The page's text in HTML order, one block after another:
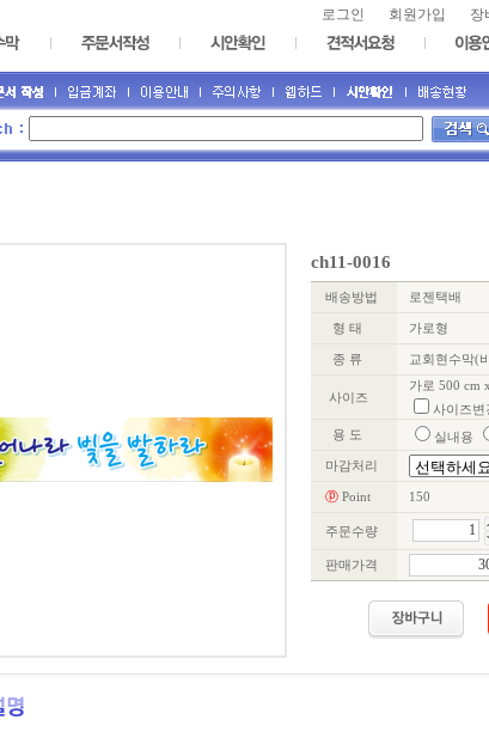
로그인 회원가입 장
ch11-0016
배송방법 로젠택배
형 태 가로형
종 류 교회현수막(
사이즈
가로 500 cm
사이즈
용 도
실내용
마감처리
ⓟ Point 150
주문수량
판매가격